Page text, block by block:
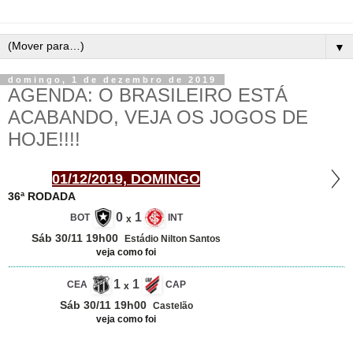
▼
domingo, 1 de dezembro de 2019
AGENDA: O BRASILEIRO ESTÁ
ACABANDO, VEJA OS JOGOS DE
HOJE!!!!
01/12/2019, DOMINGO
36ª RODADA
BOT 0 x 1 INT
Sáb 30/11 19h00 Estádio Nilton Santos
veja como foi
CEA 1 x 1 CAP
Sáb 30/11 19h00
Castelão
veja como foi